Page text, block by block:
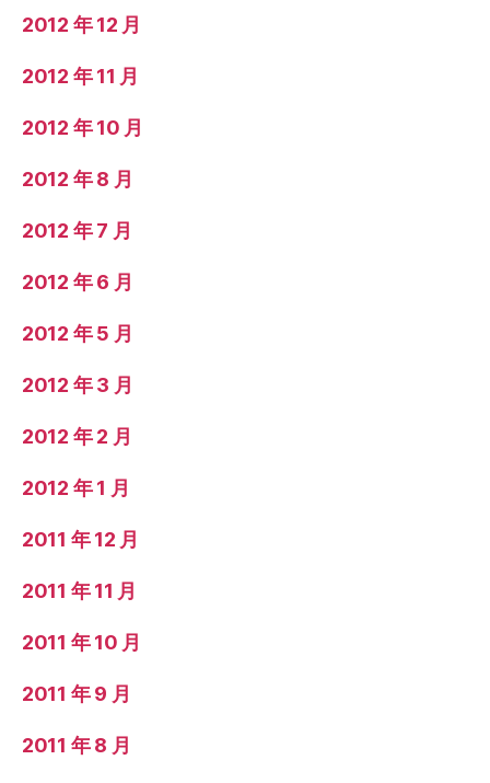
2012 年 12 月
2012 年 11 月
2012 年 10 月
2012 年 8 月
2012 年 7 月
2012 年 6 月
2012 年 5 月
2012 年 3 月
2012 年 2 月
2012 年 1 月
2011 年 12 月
2011 年 11 月
2011 年 10 月
2011 年 9 月
2011 年 8 月